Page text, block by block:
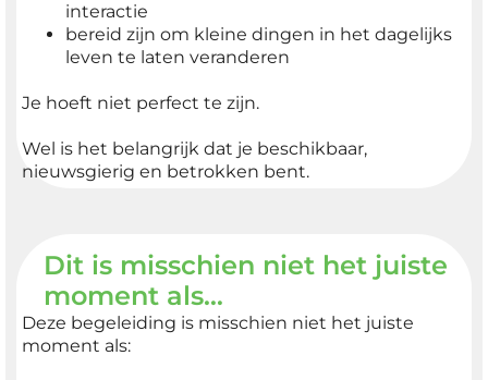
interactie
bereid zijn om kleine dingen in het dagelijks
leven te laten veranderen
Je hoeft niet perfect te zijn.
Wel is het belangrijk dat je beschikbaar,
nieuwsgierig en betrokken bent.
Dit is misschien niet het juiste
moment als…
Deze begeleiding is misschien niet het juiste
moment als: